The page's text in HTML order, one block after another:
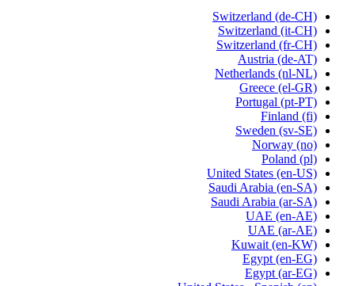
Switzerland (de-CH)
Switzerland (it-CH)
Switzerland (fr-CH)
Austria (de-AT)
Netherlands (nl-NL)
Greece (el-GR)
Portugal (pt-PT)
Finland (fi)
Sweden (sv-SE)
Norway (no)
Poland (pl)
United States (en-US)
Saudi Arabia (en-SA)
Saudi Arabia (ar-SA)
UAE (en-AE)
UAE (ar-AE)
Kuwait (en-KW)
Egypt (en-EG)
Egypt (ar-EG)